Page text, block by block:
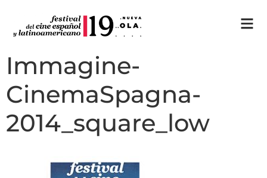
Immagine-
CinemaSpagna-
2014_square_low